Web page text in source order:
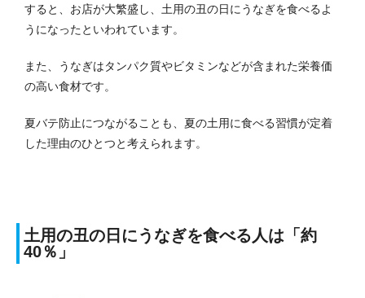
すると、お店が大繁盛し、土用の丑の日にうなぎを食べるよ
うになったといわれています。
また、うなぎはタンパク質やビタミンなどが含まれた栄養価
の高い食材です。
夏バテ防止につながることも、夏の土用に食べる習慣が定着
した理由のひとつと考えられます。
土用の丑の日にうなぎを食べる人は「約
40％」